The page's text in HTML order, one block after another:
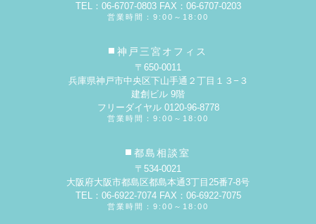
TEL：06-6707-0803 FAX：06-6707-0203
営業時間：9:00～18:00
神戸三宮オフィス
〒650-0011
兵庫県神戸市中央区下山手通２丁目１３−３
建創ビル 9階
フリーダイヤル 0120-96-8778
営業時間：9:00～18:00
都島相談室
〒534-0021
大阪府大阪市都島区都島本通3丁目25番7-8号
TEL：06-6922-7074 FAX：06-6922-7075
営業時間：9:00～18:00